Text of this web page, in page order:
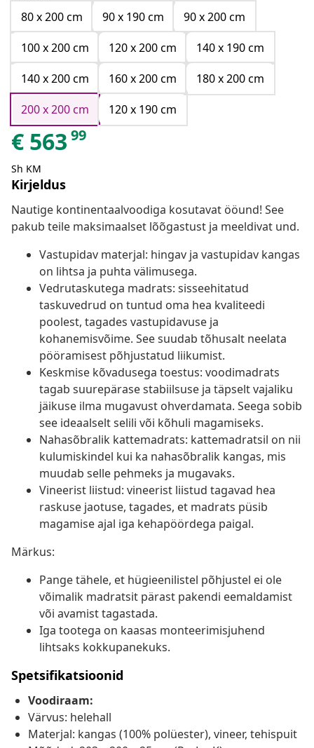
80 x 200 cm
90 x 190 cm
90 x 200 cm
100 x 200 cm
120 x 200 cm
140 x 190 cm
140 x 200 cm
160 x 200 cm
180 x 200 cm
200 x 200 cm
120 x 190 cm
€ 563 99
Sh KM
Kirjeldus
Nautige kontinentaalvoodiga kosutavat ööund! See
pakub teile maksimaalset lõõgastust ja meeldivat und.
Vastupidav materjal: hingav ja vastupidav kangas
on lihtsa ja puhta välimusega.
Vedrutaskutega madrats: sisseehitatud
taskuvedrud on tuntud oma hea kvaliteedi
poolest, tagades vastupidavuse ja
kohanemisvõime. See suudab tõhusalt neelata
pööramisest põhjustatud liikumist.
Keskmise kõvadusega toestus: voodimadrats
tagab suurepärase stabiilsuse ja täpselt vajaliku
jäikuse ilma mugavust ohverdamata. Seega sobib
see ideaalselt selili või kõhuli magamiseks.
Nahasõbralik kattemadrats: kattemadratsil on nii
kulumiskindel kui ka nahasõbralik kangas, mis
muudab selle pehmeks ja mugavaks.
Vineerist liistud: vineerist liistud tagavad hea
raskuse jaotuse, tagades, et madrats püsib
magamise ajal iga kehapöördega paigal.
Märkus:
Pange tähele, et hügieenilistel põhjustel ei ole
võimalik madratsit pärast pakendi eemaldamist
või avamist tagastada.
Iga tootega on kaasas monteerimisjuhend
lihtsaks kokkupanekuks.
Spetsifikatsioonid
Voodiraam:
Värvus: helehall
Materjal: kangas (100% polüester), vineer, tehispuit